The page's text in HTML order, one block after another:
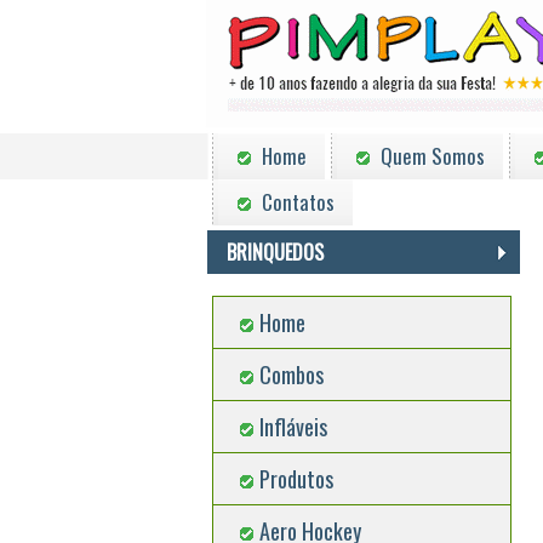
Home Quem Somos
Contatos
BRINQUEDOS
Home
Combos
Infláveis
Produtos
Aero Hockey